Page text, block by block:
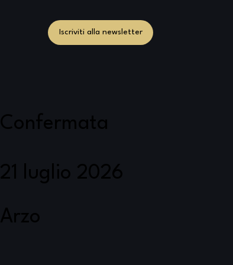
Iscriviti alla newsletter
Confermata
21 luglio 2026
Arzo